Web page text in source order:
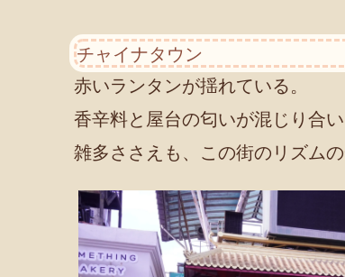
チャイナタウン
赤いランタンが揺れている。
香辛料と屋台の匂いが混じり合
雑多ささえも、この街のリズムの